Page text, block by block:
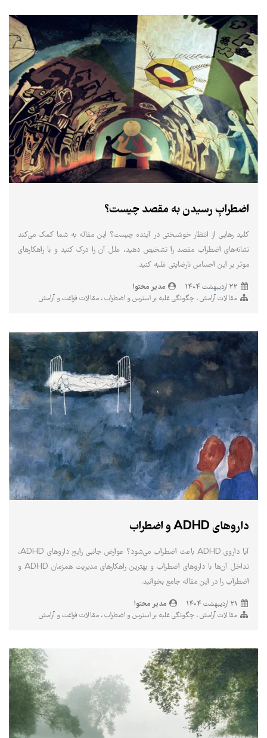
اضطرابِ رسیدن به مقصد چیست؟
کلید رهایی از انتظار خوشبختی در آینده چیست؟ این مقاله به شما کمک می‌کند
نشانه‌های اضطراب مقصد را تشخیص دهید، علل آن را درک کنید و با راهکارهای
موثر بر این احساس نارضایتی غلبه کنید.
مدیر محتوا
مقالات آرامش چگونگی غلبه بر استرس و اضطراب مقالات فراغت و آرامش
داروهای ADHD و اضطراب
آیا داروی ADHD باعث اضطراب می‌شود؟ عوارض جانبی رایج داروهای ADHD،
تداخل آن‌ها با داروهای اضطراب و بهترین راهکارهای مدیریت همزمان ADHD و
اضطراب را در این مقاله جامع بخوانید.
مدیر محتوا
مقالات آرامش چگونگی غلبه بر استرس و اضطراب مقالات فراغت و آرامش